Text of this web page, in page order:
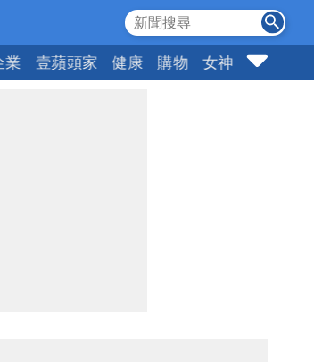
業 壹蘋頭家 健康 購物 女神 10點強打